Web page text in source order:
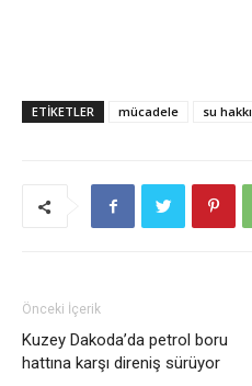
ETIKETLER mücadele su hakkı
Önceki İçerik
Kuzey Dakoda’da petrol boru
hattına karşı direniş sürüyor